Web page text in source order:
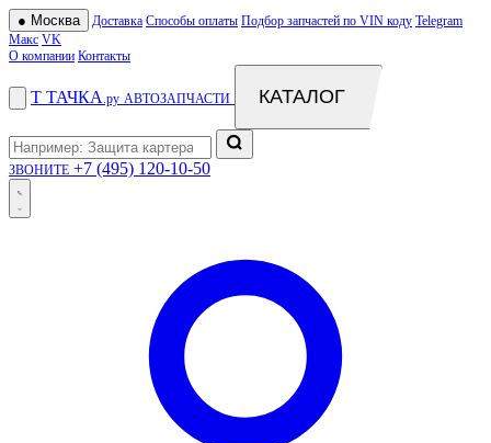
● Москва Доставка Способы оплаты Подбор запчастей по VIN коду Telegram
Макс VK
О компании Контакты
Т ТАЧКА .ру АВТОЗАПЧАСТИ КАТАЛОГ
ЗВОНИТЕ +7 (495) 120-10-50